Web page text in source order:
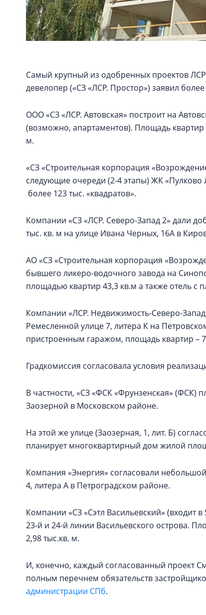
Самый крупный из одобренных проектов
девелопер («СЗ «ЛСР. Простор») заявил
ООО «СЗ «ЛСР. Автовская» построит на
(возможно, апартаментов). Площадь квартир
м.
«СЗ «Строительная корпорация
следующие очереди (2-4 этапы) ЖК
более 123 тыс. «квадратов».
Компании «СЗ «ЛСР. Северо-Запад 2» дали
тыс. кв. м на улице Ивана Черных, 16А в
АО «СЗ «Строительная корпорация
бывшего ликеро-водочного завода на
площадью квартир 43,3 кв.м а также отель
Компании «ЛСР. Недвижимость-Северо-
Ремесленной улице 7, литера К на
пристроенным гаражом, площадь квартир –
Градкомиссия согласовала условия
В частности, «СЗ «ФСК «Фрунзенская» (ФСК)
Заозерной в Московском районе.
На этой же улице (Заозерная, 1, лит. Б)
планирует многоквартирный дом жилой
Компания «Энергия» согласовали
4, литера А в Петроградском районе.
Компании «СЗ «Сэтл Васильевский» (входит
23-й и 24-й линии Васильевского острова.
2,98 тыс.кв. м.
И, конечно, каждый согласованный проект
полным перечнем обязательств
администрации СПб.